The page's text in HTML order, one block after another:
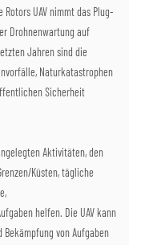
UAV nimmt das Plug-
Drohnenwartung auf
Jahren sind die
Naturkatastrophen
Sicherheit
Aktivitäten, den
Küsten, tägliche
helfen. Die UAV kann
von Aufgaben